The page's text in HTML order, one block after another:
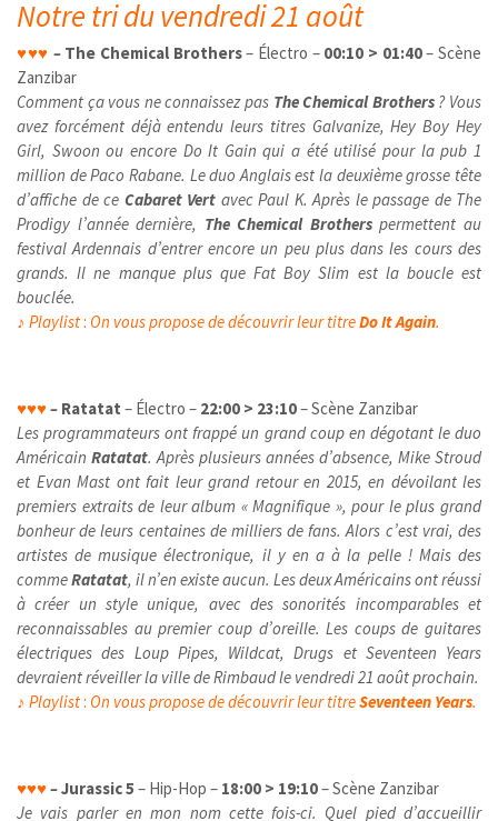
Notre tri du vendredi 21 août
♥♥♥ –The Chemical Brothers– Électro – 00:10 > 01:40– Scène
Zanzibar
Comment ça vous ne connaissez pas The Chemical Brothers? Vous
avez forcément déjà entendu leurs titres Galvanize, Hey Boy Hey
Girl, Swoon ou encore Do It Gain qui a été utilisé pour la pub 1
million de Paco Rabane. Le duo Anglais est la deuxième grosse tête
d’affiche de ce Cabaret Vert avec Paul K. Après le passage de The
Prodigy l’année dernière, The Chemical Brotherspermettent au
festival Ardennais d’entrer encore un peu plus dans les cours des
grands. Il ne manque plus que Fat Boy Slim est la boucle est
bouclée.
♪ Playlist: On vous propose de découvrir leur titreDo It Again.
♥♥♥– Ratatat – Électro – 22:00 > 23:10– Scène Zanzibar
Les programmateurs ont frappé un grand coup en dégotant le duo
Américain Ratatat. Après plusieurs années d’absence, Mike Stroud
et Evan Mast ont fait leur grand retour en 2015, en dévoilant les
premiers extraits de leur album « Magnifique », pour le plus grand
bonheur de leurs centaines de milliers de fans. Alors c’est vrai, des
artistes de musique électronique, il y en a à la pelle ! Mais des
commeRatatat, il n’en existe aucun. Les deux Américains ont réussi
à créer un style unique, avec des sonorités incomparables et
reconnaissables au premier coup d’oreille. Les coups de guitares
électriques des Loup Pipes, Wildcat, Drugs et Seventeen Years
devraient réveiller la ville de Rimbaud le vendredi 21 août prochain.
♪ Playlist: On vous propose de découvrir leur titreSeventeen Years.
♥♥♥–Jurassic 5 – Hip-Hop – 18:00 > 19:10– Scène Zanzibar
Je vais parler en mon nom cette fois-ci. Quel pied d’accueillir